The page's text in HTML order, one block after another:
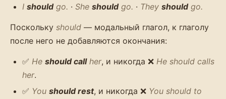
I shouldgo. · She shouldgo. · They shouldgo.
Поскольку should — модальный глагол, к глаголу
после него не добавляются окончания:
✅ He should callher, и никогда ❌ He should calls
her.
✅ You should rest, и никогда ❌ You should to